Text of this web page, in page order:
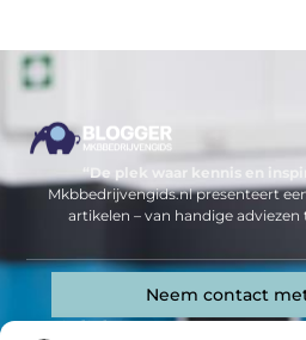
“De plek waar kennis en
Mkbbedrijvengids.nl presenteert
artikelen – van handige
Sitelinks
Neem contact